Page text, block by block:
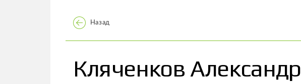
Назад
Кляченков Александр